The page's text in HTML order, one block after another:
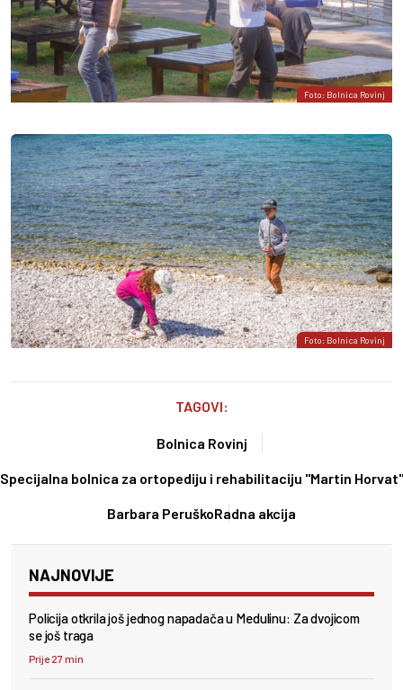
Foto: Bolnica Rovinj
Foto: Bolnica Rovinj
TAGOVI:
Bolnica Rovinj
Specijalna bolnica za ortopediju i rehabilitaciju "Martin Horvat"
Barbara PeruškoRadna akcija
NAJNOVIJE
Policija otkrila još jednog napadača u Medulinu: Za dvojicom
se još traga
Prije 27 min